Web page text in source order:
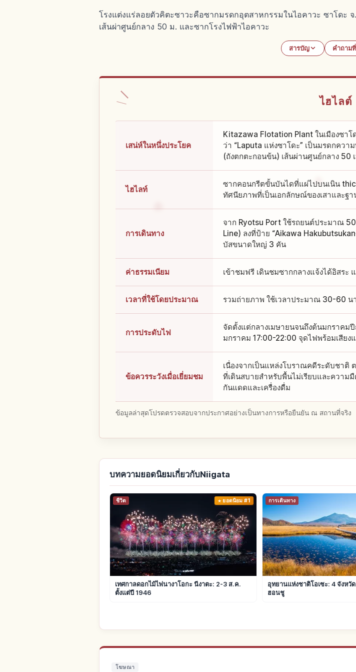
โรงแต่งแร่ลอยตัวคิตะซาวะคือซากมรดกอุตสาหกรรมในไอคาวะ ซาโดะ
เส้นผ่าศูนย์กลาง 50 ม. และซากโรงไฟฟ้าไอคาวะ
สารบัญ คำถาม
ไฮไลต์
เสน่ห์ในหนึ่งประโยค
Kitazawa Flotation Plant ในเมืองซา
ว่า “Laputa แห่งซาโดะ” เป็นมรดกคว
(ถังตกตะกอนข้น) เส้นผ่านศูนย์กลาง 50
ไฮไลท์
ซากคอนกรีตขั้นบันไดที่แผ่ไปบนเนิน
ทัศนียภาพที่เป็นเอกลักษณ์ของเสาและฐ
การเดินทาง
จาก Ryotsu Port ใช้รถยนต์ประมาณ
Line) ลงที่ป้าย “Aikawa
บัสขนาดใหญ่ 3 คัน
ค่าธรรมเนียม เข้าชมฟรี เดินชมซากกลางแจ้งได้อิสระ
เวลาที่ใช้โดยประมาณ รวมถ่ายภาพ ใช้เวลาประมาณ 30-60 น
การประดับไฟ
จัดตั้งแต่กลางเมษายนจนถึงต้นมกราคม
มกราคม 17:00-22:00 จุดไฟพร้อมเสียง
ข้อควรระวังเมื่อเยี่ยมชม
เนื่องจากเป็นแหล่งโบราณคดีระดับชาติ
ที่เดินสบายสำหรับพื้นไม่เรียบและความ
กันแดดและเครื่องดื่ม
ข้อมูลล่าสุดโปรดตรวจสอบจากประกาศอย่างเป็นทางการหรือยืนยัน ณ สถานที่จริง
บทความยอดนิยมเกี่ยวกับNiigata
ชีวิต ยอดนิยม #1
เทศกาลดอกไม้ไฟนางาโอกะ นีงาตะ: 2-3 ส.ค.
ตั้งแต่ปี 1946
การเดินทาง
อุทยานแห่งชาติโอเซะ: 4 จังหวั
ฮอนชู
โฆษณา